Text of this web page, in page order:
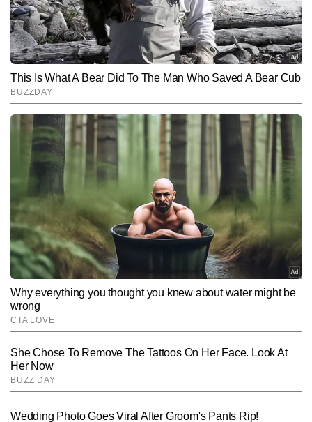
Hindi NewsBusiness
आलोक कुमार AUTHOR
आलोक कुमार टाइम्स नाउ नवभारत डिजिटल में एसोसिएट एडिटर के पद पर कार्यरत
हैं। इलेक्ट्रॉनिक, डिजिटल और प्रिंट मीडिया में 17 वर्षों से अधिक का व्यापक
अनुभव रखने वाले आलोक ने अपने पत्रकारिता करियर में कई प्रमुख कॉर्पोरेट
इवेंट्स और चर्चित स्टोरीज कवर की हैं। वह बिजनेस, बैंकिंग, शेयर मार्केट और
पर्सनल फाइनेंस पर गहरी समझ रखते हैं और जटिल वित्तीय जानकारियों को सरल,
स्पष्ट और पाठक-केंद्रित तरीके से प्रस्तुत करने में माहिर हैं। अब तक आलोक ने
लगभग 18,000 स्टोरीज लिखी हैं। उनकी लेखन शैली भरोसेमंद, विश्लेषणात्मक
और व्यावहारिक जानकारी देने वाली होती है।
Follow Us:
Subscribe to our daily Newsletter!